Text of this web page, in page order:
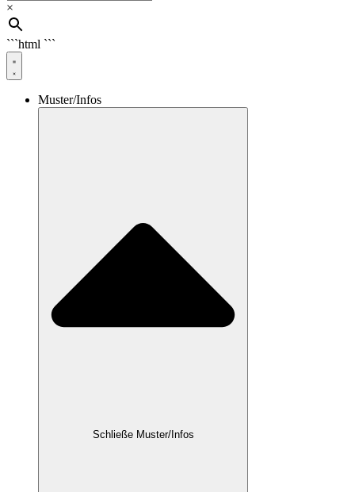
×
```html ```
Muster/Infos
Schließe Muster/Infos